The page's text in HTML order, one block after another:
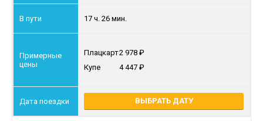
17 ч. 26 мин.
Плацкарт2 978
Купе
4 447
ВЫБРАТЬ ДАТУ